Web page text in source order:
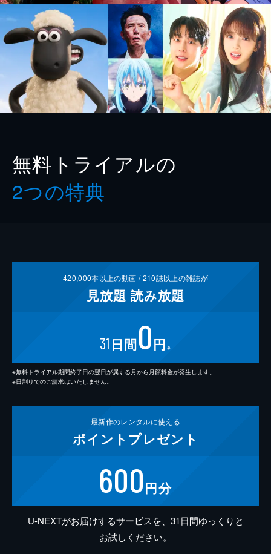
無料トライアルの
2つの特典
420,000本以上の動画 /210誌以上の雑誌が
見放題 読み放題
31 日間0円 ※
※無料トライアル期間終了日の翌日が属する月から月額料金が発生します。
※日割りでのご請求はいたしません。
最新作のレンタルに使える
ポイント プレゼント
600円分
U-NEXTがお届けするサービスを、31日間ゆっくりと
お試しください。